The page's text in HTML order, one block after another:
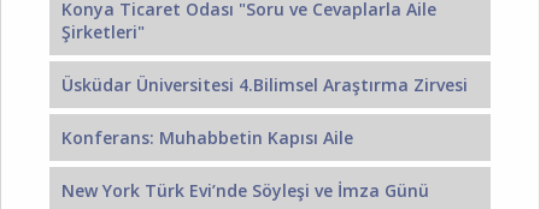
Konya Ticaret Odası "Soru ve Cevaplarla Aile
Şirketleri"
Üsküdar Üniversitesi 4.Bilimsel Araştırma Zirvesi
Konferans: Muhabbetin Kapısı Aile
New York Türk Evi’nde Söyleşi ve İmza Günü